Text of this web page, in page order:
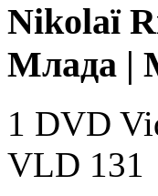
Nikolaï
Млада |
1 DVD
VLD 131